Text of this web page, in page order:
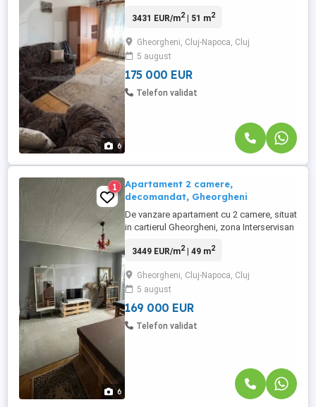
6
camere, bucatarie, baie, hol si balcon. -
usa metalica si geamuri termopan. -
apartamentul necesita renovare.
Recomandarea noastra: ...
3431 EUR/m2| 51 m2
Gheorgheni, Cluj-Napoca, Cluj
5 august
175 000 EUR
Telefon validat
6
1
Apartament 2 camere,
decomandat, Gheorgheni
De vanzare apartament cu 2 camere, situat
in cartierul Gheorgheni, zona Interservisan
urmatoarele: - Suprafata utila: 49 mp plus
Decomandat- 2 camere, bucatarie, baie si
hol - Etaj: 6 din 10 - Mobilat si utilat
complet ...
3449 EUR/m2| 49 m2
Gheorgheni, Cluj-Napoca, Cluj
5 august
169 000 EUR
Telefon validat